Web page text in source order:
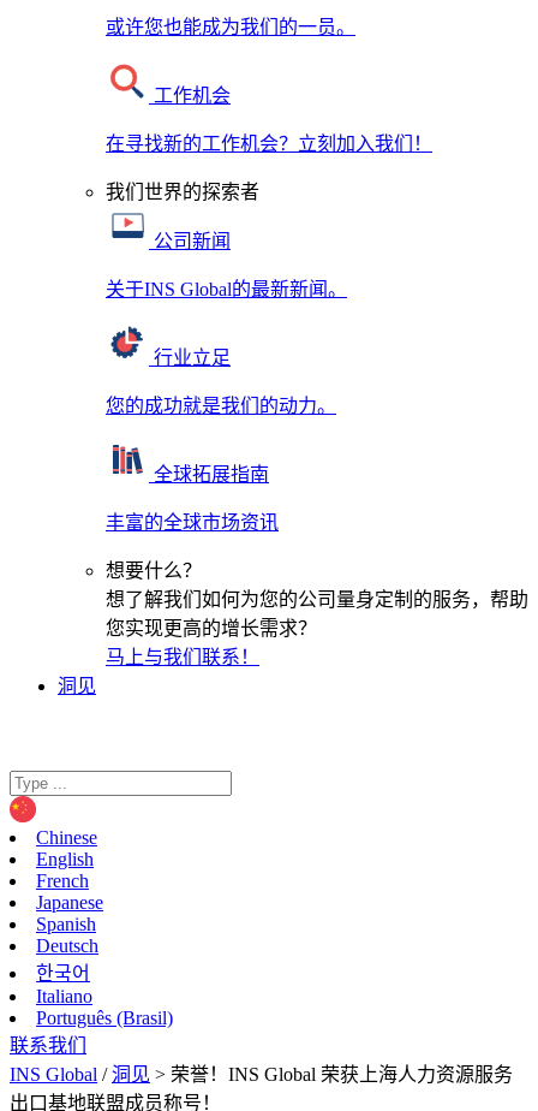
或许您也能成为我们的一员。
工作机会
在寻找新的工作机会？立刻加入我们！
我们世界的探索者
公司新闻
关于INS Global的最新新闻。
行业立足
您的成功就是我们的动力。
全球拓展指南
丰富的全球市场资讯
想要什么？
想了解我们如何为您的公司量身定制的服务，帮助
您实现更高的增长需求？
马上与我们联系！
洞见
Chinese
English
French
Japanese
Spanish
Deutsch
한국어
Italiano
Português (Brasil)
联系我们
INS Global /洞见 > 荣誉！INS Global 荣获上海人力资源服务
出口基地联盟成员称号！